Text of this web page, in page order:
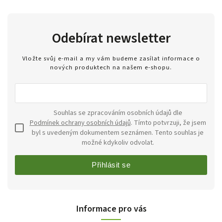
Odebírat newsletter
Vložte svůj e-mail a my vám budeme zasílat informace o
nových produktech na našem e-shopu.
Podmínek ochrany osobních údajů. Tímto potvrzuji, že jsem
byl s uvedeným dokumentem seznámen. Tento souhlas je
možné kdykoliv odvolat.
Přihlásit se
Informace pro vás